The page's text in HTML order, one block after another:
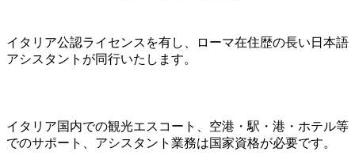
イタリア公認ライセンスを有し、ローマ在住歴の長い日本語
アシスタントが同行いたします。
イタリア国内での観光エスコート、空港・駅・港・ホテル等
でのサポート、アシスタント業務は国家資格が必要です。